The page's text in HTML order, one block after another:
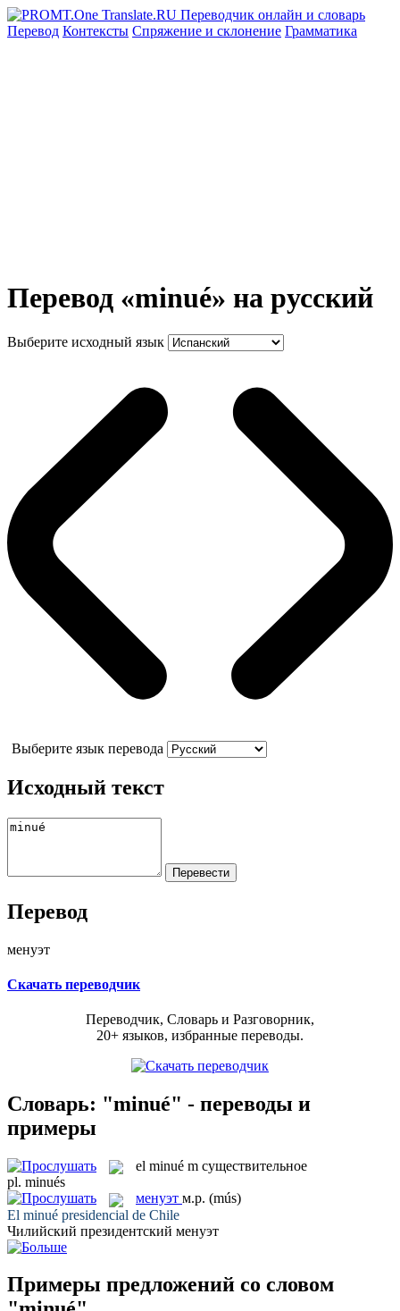
Перевод Контексты Спряжение и склонение Грамматика
Перевод «minué» на русский
Выберите исходный язык
Выберите язык перевода
Исходный текст
Перевод
менуэт
Скачать переводчик
Переводчик, Словарь и Разговорник,
20+ языков, избранные переводы.
Словарь: "minué" - переводы и
примеры
el minué m существительное
pl. minués
менуэт м.р. (mús)
El minué presidencial de Chile
Чилийский президентский менуэт
Примеры предложений со словом